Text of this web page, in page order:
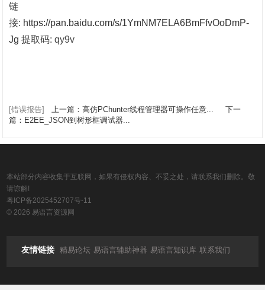
链
接: https://pan.baidu.com/s/1YmNM7ELA6BmFfvOoDmP-
Jg 提取码: qy9v
[错误报告] 上一篇：高仿PChunter线程管理器可操作任意...
下一
篇：E2EE_JSON到树形框调试器...
本站部分内容收集于互联网，如果有侵权内容、不妥之处，请联系我们删除。敬
请谅解!
粤ICP备2025452707号-11
© 2026 易语言资源网
友情链接 精易论坛 易语言辅助神器 易语言知识库 联系我们